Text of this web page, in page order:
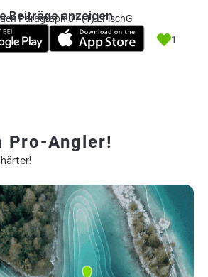
Paragraph 31 (1) LFischG
1
Beiträge anzeigen
Pro-Angler!